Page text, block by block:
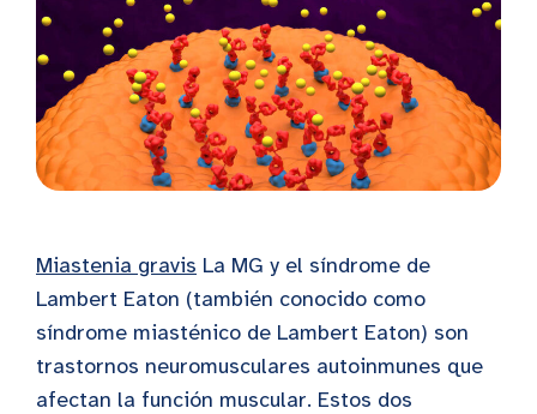
Miastenia gravis La MG y el síndrome de
Lambert Eaton (también conocido como
síndrome miasténico de Lambert Eaton) son
trastornos neuromusculares autoinmunes que
afectan la función muscular. Estos dos